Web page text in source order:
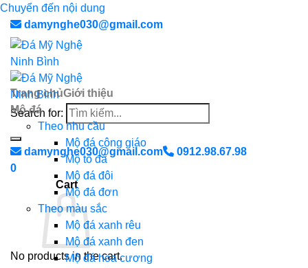
Chuyển đến nội dung
damynghe030@gmail.com
Search for:
damynghe030@gmail.com
0912.98.67.98
0
Cart
No products in the cart.
Trang chủGiới thiệu
Mộ đá
Theo nhu cầu
Mộ đá công giáo
Mộ tổ đá
Mộ đá đôi
Mộ đá đơn
Theo màu sắc
Mộ đá xanh rêu
Mộ đá xanh đen
Mộ đá hoa cương